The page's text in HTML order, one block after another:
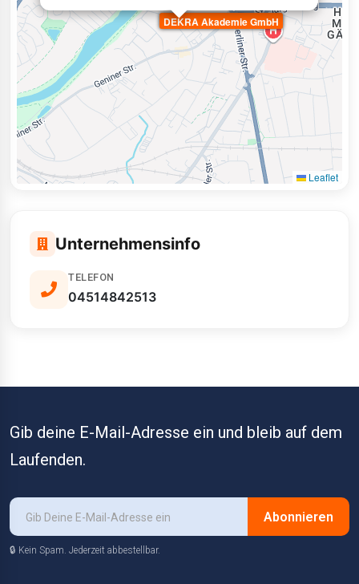
DEKRA Akademie GmbH
Leaflet
Unternehmensinfo
TELEFON
04514842513
Gib deine E-Mail-Adresse ein und bleib auf dem
Laufenden.
Abonnieren
🔒 Kein Spam. Jederzeit abbestellbar.